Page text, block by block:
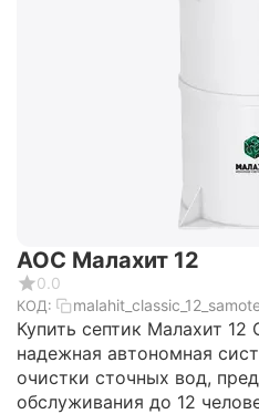
АОС Малахит 12
0.0
КОД:
Купить септик Малахит
надежная автономная
очистки сточных вод,
обслуживания до 12